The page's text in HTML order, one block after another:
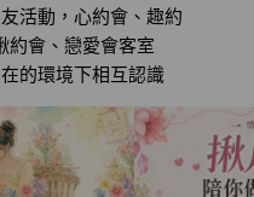
活動，心約會、趣約
約會、戀愛會客室
的環境下相互認識